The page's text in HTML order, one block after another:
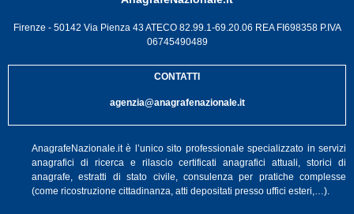
Firenze - 50142 Via Pienza 43 ATECO 82.99.1-69.20.06 REA FI698358 P.IVA
06745490489
CONTATTI
agenzia@anagrafenazionale.it
AnagrafeNazionale.it è l’unico sito professionale specializzato in servizi
anagrafici di ricerca e rilascio certificati anagrafici attuali, storici di
anagrafe, estratti di stato civile, consulenza per pratiche complesse
(come ricostruzione cittadinanza, atti depositati presso uffici esteri,…).